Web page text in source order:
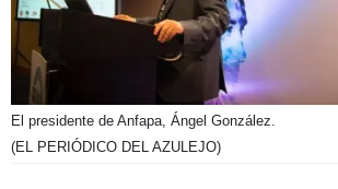
El presidente de Anfapa, Ángel González.
(EL PERIÓDICO DEL AZULEJO)